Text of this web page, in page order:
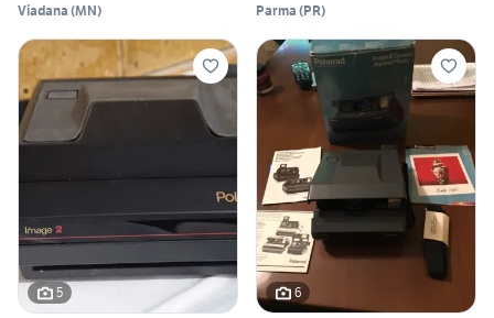
Viadana (MN) Parma (PR)
5 6